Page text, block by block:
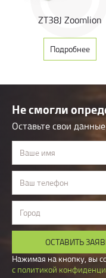
ZT38J Zoomlion
Подробнее
Не смогли
Оставьте свои
Ваше имя
Ваш телефон
Город
ОСТАВИТЬ
Нажимая на кнопку, вы
с политикой